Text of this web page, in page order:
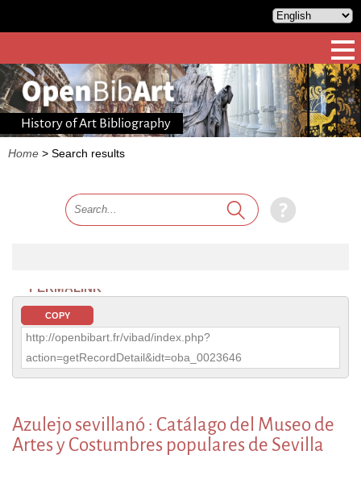
History of Art Bibliography
Home > Search results
PERMALINK
COPY
http://openbibart.fr/vibad/index.php?
action=getRecordDetail&idt=oba_0023646
Azulejo sevillanó : Catálago del Museo de
Artes y Costumbres populares de Sevilla